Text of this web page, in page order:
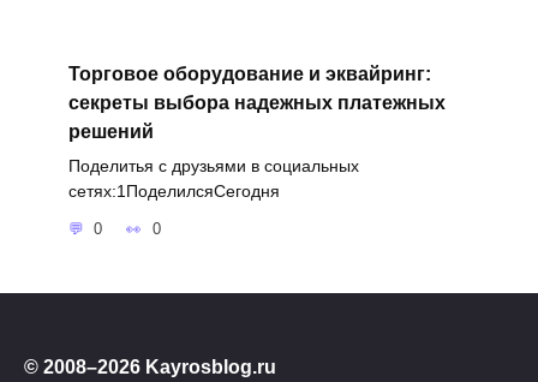
Торговое оборудование и эквайринг:
секреты выбора надежных платежных
решений
Поделитья с друзьями в социальных
сетях:1ПоделилсяСегодня
0 0
© 2008–2026 Kayrosblog.ru